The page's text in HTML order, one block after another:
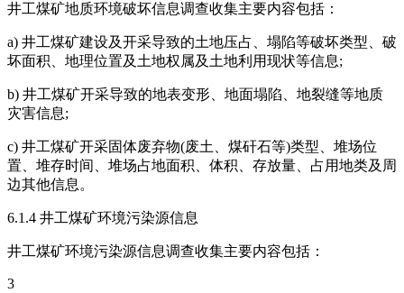
井工煤矿地质环境破坏信息调查收集主要内容包括：
a) 井工煤矿建设及开采导致的土地压占、塌陷等破坏类型、破
坏面积、地理位置及土地权属及土地利用现状等信息;
b) 井工煤矿开采导致的地表变形、地面塌陷、地裂缝等地质
灾害信息;
c) 井工煤矿开采固体废弃物(废土、煤矸石等)类型、堆场位
置、堆存时间、堆场占地面积、体积、存放量、占用地类及周
边其他信息。
6.1.4 井工煤矿环境污染源信息
井工煤矿环境污染源信息调查收集主要内容包括：
3